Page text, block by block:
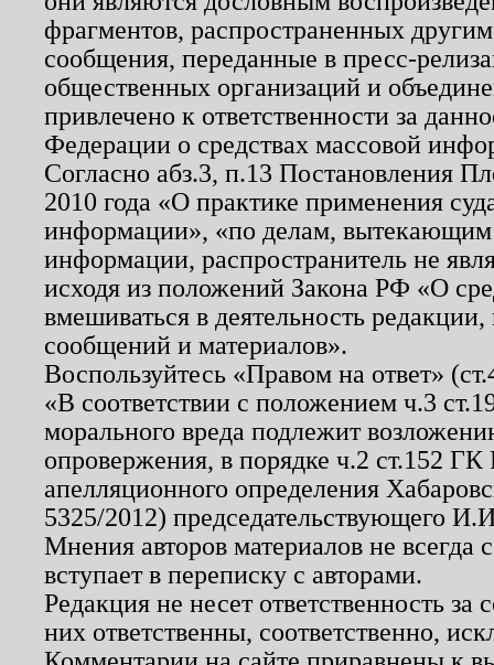
фрагментов, распространенных
сообщения, переданные в пресс-
общественных организаций и
привлечено к ответственности за
Федерации о средствах массовой
Согласно абз.3, п.13 Постановления
2010 года «О практике применения
информации», «по делам, вытекающим
информации, распространитель не
исходя из положений Закона РФ «О
вмешиваться в деятельность
сообщений и материалов».
Воспользуйтесь «Правом на ответ»
«В соответствии с положением ч.3
морального вреда подлежит
опровержения, в порядке ч.2 ст.152
апелляционного определения
5325/2012) председательствующего
Мнения авторов материалов не
вступает в переписку с авторами.
Редакция не несет ответственность
них ответственны, соответственно,